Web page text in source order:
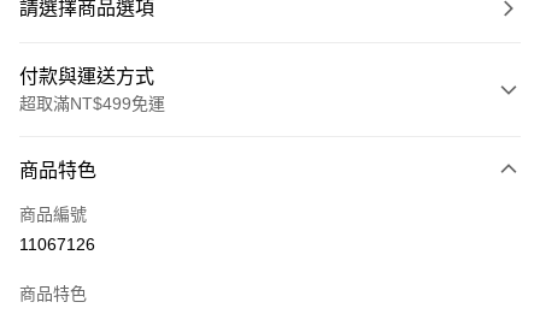
請選擇商品選項
付款與運送方式
超取滿NT$499免運
信用卡一次付款
超商取貨付款
商品特色
商品編號
11067126
商品特色